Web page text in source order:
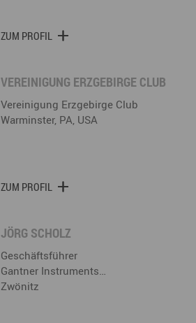
ZUM PROFIL
VEREINIGUNG ERZGEBIRGE CLUB
Vereinigung Erzgebirge Club
Warminster, PA, USA
ZUM PROFIL
JÖRG SCHOLZ
Geschäftsführer
Gantner Instruments…
Zwönitz